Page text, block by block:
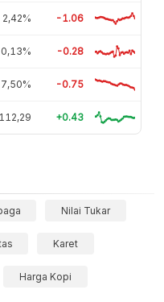
2,42% -1.06
0,13% -0.28
7,50% -0.75
112,29 +0.43
Nilai Tukar
Karet
Harga Kopi